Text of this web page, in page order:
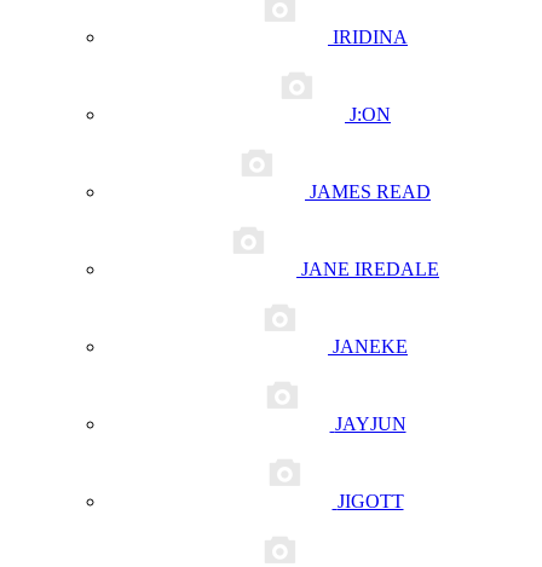
IRIDINA
J:ON
JAMES READ
JANE IREDALE
JANEKE
JAYJUN
JIGOTT